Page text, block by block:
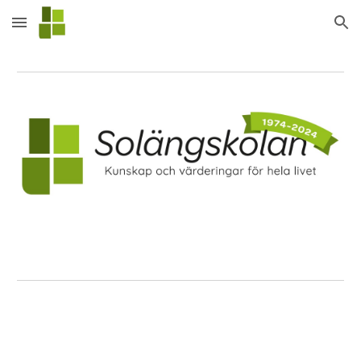
Skip to main content Skip to navigation